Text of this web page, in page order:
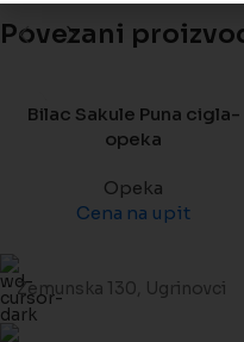
Povezani
Bilac Sakule Puna cigla-
opeka
Opeka
Cena na upit
Zemunska 130, Ugrinovci